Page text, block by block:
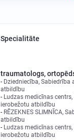
Specialitāte
traumatologs,
Dziedniecība, Sabiedrība
atbildību
Ludzas medicīnas
ierobežotu atbildību
RĒZEKNES SLIMNĪCA,
atbildību
Ludzas medicīnas
ierobežotu atbildību